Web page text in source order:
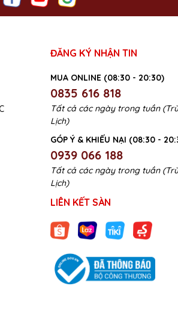
ĐĂNG KÝ NHẬN TIN
MUA ONLINE (08:30 - 20:30)
0835 616 818
Tất cả các ngày trong tuần
Lịch)
GÓP Ý & KHIẾU NẠI (08:30 -
0939 066 188
Tất cả các ngày trong tuần
Lịch)
LIÊN KẾT SÀN